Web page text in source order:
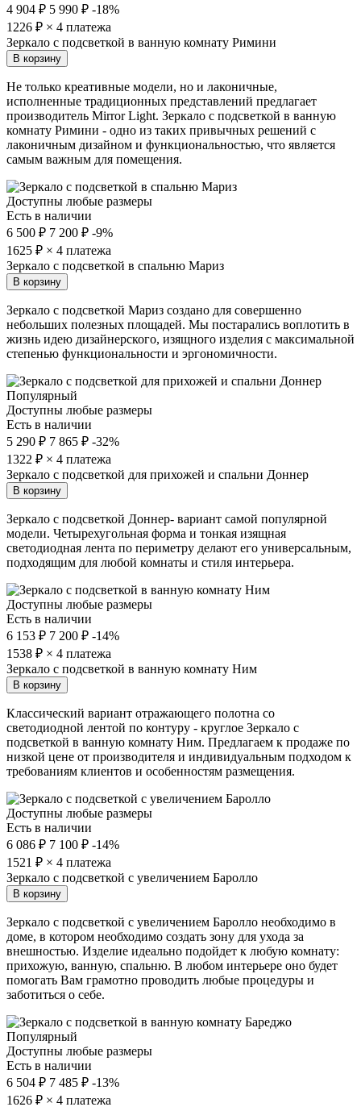
4 904 ₽ 5 990 ₽ -18%
1226 ₽ × 4 платежа
Зеркало с подсветкой в ванную комнату Римини
В корзину
Не только креативные модели, но и лаконичные,
исполненные традиционных представлений предлагает
производитель Mirror Light. Зеркало с подсветкой в ванную
комнату Римини - одно из таких привычных решений с
лаконичным дизайном и функциональностью, что является
самым важным для помещения.
Доступны любые размеры
Есть в наличии
6 500 ₽ 7 200 ₽ -9%
1625 ₽ × 4 платежа
Зеркало с подсветкой в спальню Мариз
В корзину
Зеркало с подсветкой Мариз создано для совершенно
небольших полезных площадей. Мы постарались воплотить в
жизнь идею дизайнерского, изящного изделия с максимальной
степенью функциональности и эргономичности.
Популярный
Доступны любые размеры
Есть в наличии
5 290 ₽ 7 865 ₽ -32%
1322 ₽ × 4 платежа
Зеркало с подсветкой для прихожей и спальни Доннер
В корзину
Зеркало с подсветкой Доннер- вариант самой популярной
модели. Четырехугольная форма и тонкая изящная
светодиодная лента по периметру делают его универсальным,
подходящим для любой комнаты и стиля интерьера.
Доступны любые размеры
Есть в наличии
6 153 ₽ 7 200 ₽ -14%
1538 ₽ × 4 платежа
Зеркало с подсветкой в ванную комнату Ним
В корзину
Классический вариант отражающего полотна со
светодиодной лентой по контуру - круглое Зеркало с
подсветкой в ванную комнату Ним. Предлагаем к продаже по
низкой цене от производителя и индивидуальным подходом к
требованиям клиентов и особенностям размещения.
Доступны любые размеры
Есть в наличии
6 086 ₽ 7 100 ₽ -14%
1521 ₽ × 4 платежа
Зеркало с подсветкой с увеличением Баролло
В корзину
Зеркало с подсветкой с увеличением Баролло необходимо в
доме, в котором необходимо создать зону для ухода за
внешностью. Изделие идеально подойдет к любую комнату:
прихожую, ванную, спальню. В любом интерьере оно будет
помогать Вам грамотно проводить любые процедуры и
заботиться о себе.
Популярный
Доступны любые размеры
Есть в наличии
6 504 ₽ 7 485 ₽ -13%
1626 ₽ × 4 платежа